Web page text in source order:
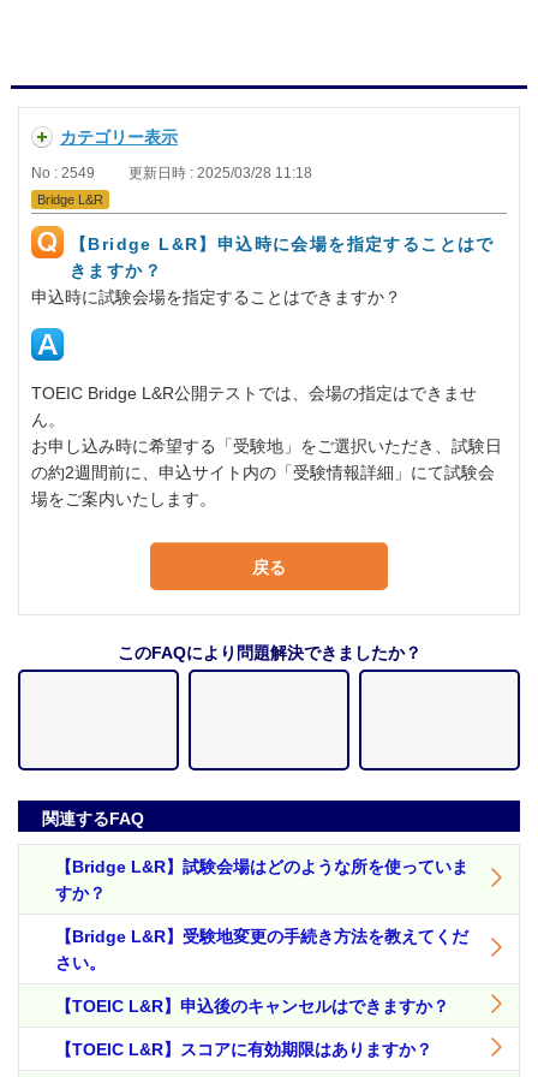
カテゴリー表示
No : 2549 更新日時 : 2025/03/28 11:18
Bridge L&R
【Bridge L&R】申込時に会場を指定することはで
きますか？
申込時に試験会場を指定することはできますか？
TOEIC Bridge L&R公開テストでは、会場の指定はできませ
ん。
お申し込み時に希望する「受験地」をご選択いただき、試験日
の約2週間前に、申込サイト内の「受験情報詳細」にて試験会
場をご案内いたします。
戻る
このFAQにより問題解決できましたか？
関連するFAQ
【Bridge L&R】試験会場はどのような所を使っていま
すか？
【Bridge L&R】受験地変更の手続き方法を教えてくだ
さい。
【TOEIC L&R】申込後のキャンセルはできますか？
【TOEIC L&R】スコアに有効期限はありますか？